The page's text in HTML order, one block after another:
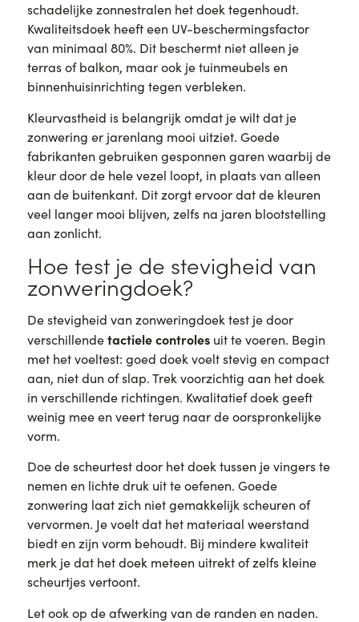
schadelijke zonnestralen het doek tegenhoudt.
Kwaliteitsdoek heeft een UV-beschermingsfactor
van minimaal 80%. Dit beschermt niet alleen je
terras of balkon, maar ook je tuinmeubels en
binnenhuisinrichting tegen verbleken.
Kleurvastheid is belangrijk omdat je wilt dat je
zonwering er jarenlang mooi uitziet. Goede
fabrikanten gebruiken gesponnen garen waarbij de
kleur door de hele vezel loopt, in plaats van alleen
aan de buitenkant. Dit zorgt ervoor dat de kleuren
veel langer mooi blijven, zelfs na jaren blootstelling
aan zonlicht.
Hoe test je de stevigheid van
zonweringdoek?
De stevigheid van zonweringdoek test je door
verschillendetactiele controlesuit te voeren. Begin
met het voeltest: goed doek voelt stevig en compact
aan, niet dun of slap. Trek voorzichtig aan het doek
in verschillende richtingen. Kwalitatief doek geeft
weinig mee en veert terug naar de oorspronkelijke
vorm.
Doe de scheurtest door het doek tussen je vingers te
nemen en lichte druk uit te oefenen. Goede
zonwering laat zich niet gemakkelijk scheuren of
vervormen. Je voelt dat het materiaal weerstand
biedt en zijn vorm behoudt. Bij mindere kwaliteit
merk je dat het doek meteen uitrekt of zelfs kleine
scheurtjes vertoont.
Let ook op de afwerking van de randen en naden.